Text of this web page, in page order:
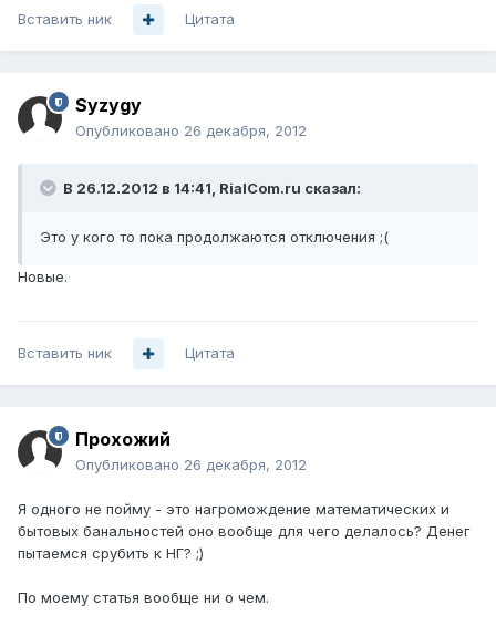
Вставить ник Цитата
Syzygy
Опубликовано 26 декабря, 2012
В 26.12.2012 в 14:41, RialCom.ru сказал:
Это у кого то пока продолжаются отключения ;(
Новые.
Вставить ник Цитата
Прохожий
Опубликовано 26 декабря, 2012
Я одного не пойму - это нагромождение математических и
бытовых банальностей оно вообще для чего делалось? Денег
пытаемся срубить к НГ? ;)
По моему статья вообще ни о чем.